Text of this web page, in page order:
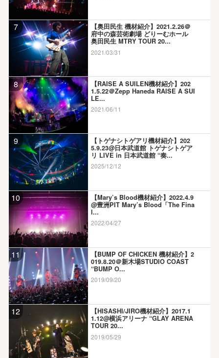
7
【奥田民生 機材紹介】2021.2.26＠
府中の森芸術劇場 どりーむホール
奥田民生 MTRY TOUR 20...
2021/03/31
8
【RAISE A SUILEN機材紹介】202
1.5.22＠Zepp Haneda RAISE A SUI
LE...
2021/06/11
9
【トゲナシトゲアリ機材紹介】202
5.9.23@日本武道館 トゲナシトゲア
リ LIVE in 日本武道館 “奏...
2025/12/12
10
【Mary’s Blood機材紹介】2022.4.9
@豊洲PIT Mary’s Blood「The Fina
l...
2022/04/27
11
【BUMP OF CHICKEN 機材紹介】2
019.8.20＠新木場STUDIO COAST
“BUMP O...
2019/09/20
12
【HISASHI/JIRO機材紹介】2017.1
1.12@横浜アリーナ “GLAY ARENA
TOUR 20...
2019/05/29